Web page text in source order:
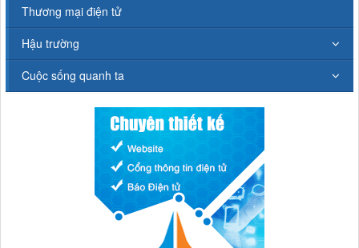
Thương mại điện tử
Hậu trường
Cuộc sống quanh ta